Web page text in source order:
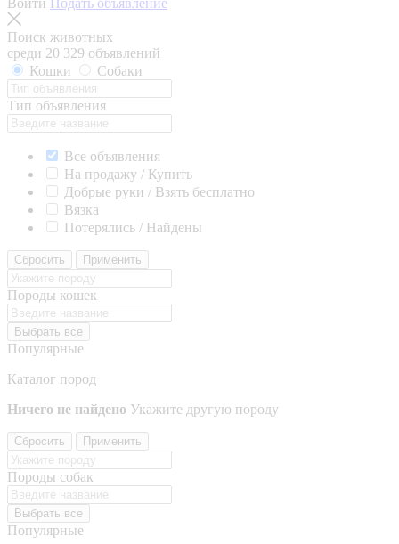
Войти Подать объявление
Поиск животных
среди 20 329 объявлений
Кошки
Собаки
Тип объявления
Все объявления
На продажу / Купить
Добрые руки / Взять бесплатно
Вязка
Потерялись / Найдены
Сбросить Применить
Породы кошек
Выбрать все
Популярные
Каталог пород
Ничего не найдено Укажите другую породу
Сбросить Применить
Породы собак
Выбрать все
Популярные